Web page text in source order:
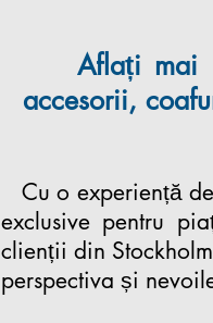
Aflați mai
accesorii,
Cu o experiență
exclusive pentru
clienții din
perspectiva și